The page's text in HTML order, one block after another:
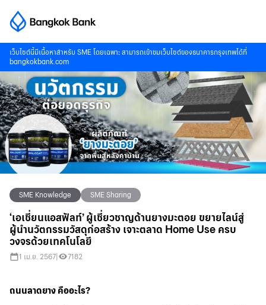
เว็บไซต์นี้มีเนื้อหาสำหรับ SME โดยเฉพาะ สามารถเข้าชมเว็บไซต์ของธนาคารกรุงเทพได้ที่
bangkokbank.com
SME Knowledge SME Sharing
‘เอเชี่ยนแอสฟัลท์’ ผู้เชี่ยวชาญด้านยางมะตอย ขยายไลน์สู่
ผู้นำนวัตกรรมวัสดุก่อสร้าง เจาะตลาด Home Use ครบ
วงจรด้วยเทคโนโลยี
1 เม.ย. 2567 7182
ถนนลาดยาง คืออะไร?